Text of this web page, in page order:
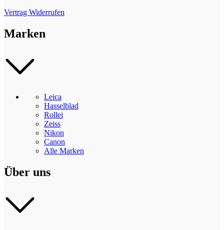
Vertrag Widerrufen
Marken
Leica
Hasselblad
Rollei
Zeiss
Nikon
Canon
Alle Marken
Über uns